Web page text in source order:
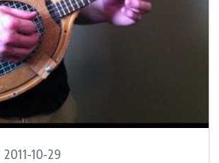
2011-10-29